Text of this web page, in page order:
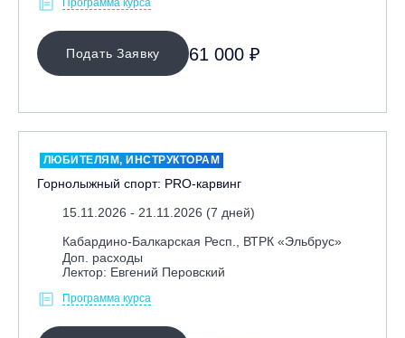
Программа курса
Подать Заявку 61 000 ₽
ЛЮБИТЕЛЯМ, ИНСТРУКТОРАМ
Горнолыжный спорт: PRO-карвинг
15.11.2026 - 21.11.2026 (7 дней)
Кабардино-Балкарская Респ., ВТРК «Эльбрус»
Доп. расходы
Лектор: Евгений Перовский
Программа курса